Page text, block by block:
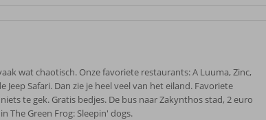
wat chaotisch. Onze favoriete restaurants: A Luuma, Zinc,
Safari. Dan zie je heel veel van het eiland. Favoriete
te gek. Gratis bedjes. De bus naar Zakynthos stad, 2 euro
The Green Frog: Sleepin' dogs.